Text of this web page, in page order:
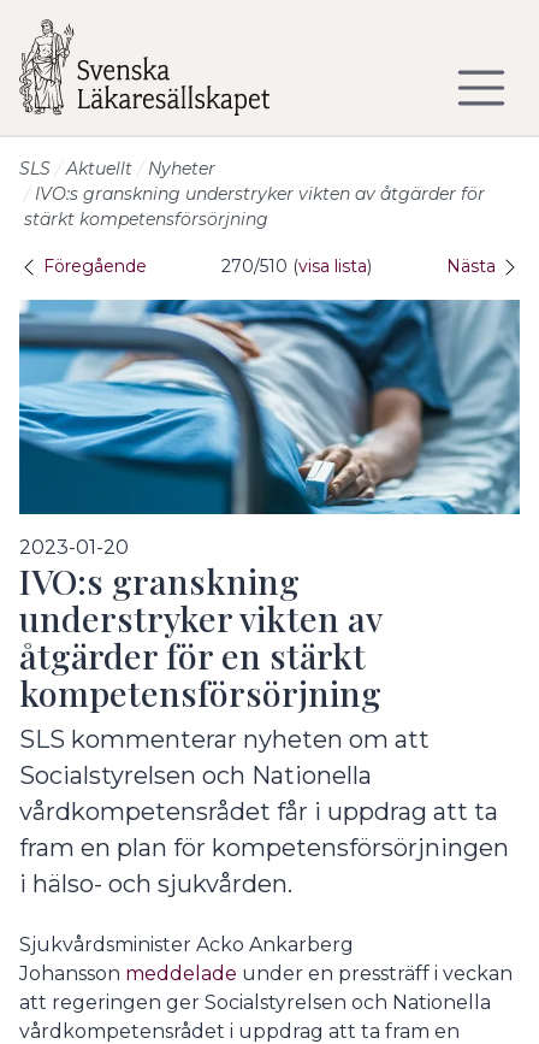
SLS Aktuellt
Nyheter
IVO:s granskning understryker vikten av åtgärder för
stärkt kompetensförsörjning
Föregående 270/510 (visa lista) Nästa
2023-01-20
IVO:s granskning
understryker vikten av
åtgärder för en stärkt
kompetensförsörjning
SLS kommenterar nyheten om att
Socialstyrelsen och Nationella
vårdkompetensrådet får i uppdrag att ta
fram en plan för kompetensförsörjningen
i hälso- och sjukvården.
Sjukvårdsminister Acko Ankarberg
Johansson meddelade under en pressträff i veckan
att regeringen ger Socialstyrelsen och Nationella
vårdkompetensrådet i uppdrag att ta fram en